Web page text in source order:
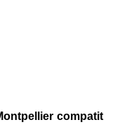
compatit